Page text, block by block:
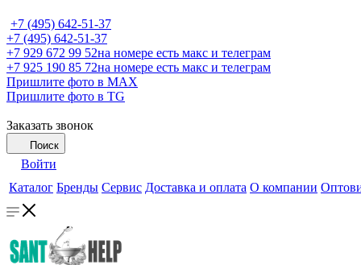
+7 (495) 642-51-37
+7 (495) 642-51-37
+7 929 672 99 52на номере есть макс и телеграм
+7 925 190 85 72на номере есть макс и телеграм
Пришлите фото в MAX
Пришлите фото в TG
Заказать звонок
Поиск
Войти
Каталог Бренды Сервис Доставка и оплата О компании